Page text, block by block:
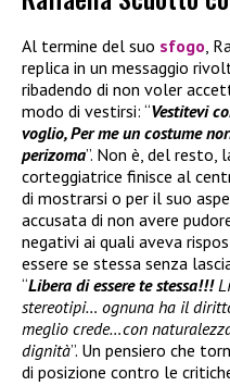
Al termine del suo sfogo,
replica in un messaggio
ribadendo di non voler
modo di vestirsi: “Vestitevi
voglio, Per me un costume
perizoma”. Non è, del resto,
corteggiatrice finisce al
di mostrarsi o per il suo
accusata di non avere
negativi ai quali aveva
essere se stessa senza
“Libera di essere te stessa!!!
stereotipi… ognuna ha il
meglio crede…con
dignità”. Un pensiero che
di posizione contro le